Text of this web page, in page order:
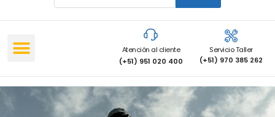
Atención al cliente
(+51) 951 020 400
Servicio Taller
(+51) 970 385 262